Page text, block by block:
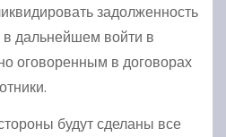
задолженность
в дальнейшем войти в
оговоренным в договорах
будут сделаны все